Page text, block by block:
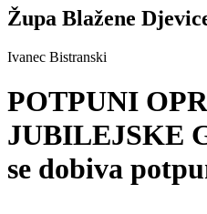
Župa Blažene
Ivanec Bistranski
POTPUNI
JUBILEJSKE
se dobiva